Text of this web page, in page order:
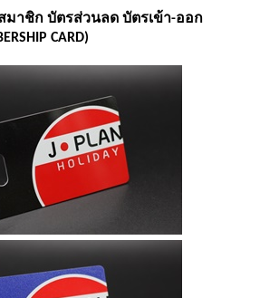
มาชิก บัตรส่วนลด บัตรเข้า-ออก
CARD)